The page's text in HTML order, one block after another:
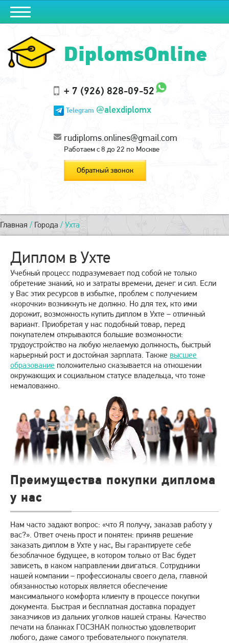
DiplomsOnline
+ 7 (926) 828-09-52
Telegram @alexdiplomx
rudiploms.onlines@gmail.com
Работаем с 8 до 22 по Москве
Обратный звонок
Главная / Города / Ухта
Диплом в Ухте
Учебный процесс подразумевает под собой не только
обретение знаний, но и затраты времени, денег и сил. Если
у Вас этих ресурсов в избытке, проблем с получением
«корочки» возникнуть не должно. Но для тех, кто ими
дорожит, возможность купить диплом в Ухте – отличный
вариант. Приобретая у нас подобный товар, перед
покупателем открываются большие возможности:
трудоустройство на любую желаемую должность, быстрый
карьерный рост и достойная зарплата. Также высшее
образование положительно сказывается на отношении
окружающих и социальном статусе владельца, что тоже
немаловажно.
Преимущества покупки диплома
у нас
Нам часто задают вопрос: «что Я получу, заказав работу у
вас?». Ответ очень прост и понятен: приняв решение
заказать диплом в Ухте у нас, Вы гарантируете себе
безоблачное будущее, в котором только от Вас будет
зависеть, в каком направлении двигаться. Сотрудники
нашей компании – профессионалы своего дела, главной
обязанностью которых является обеспечение
максимального комфорта клиенту в процессе покупки
документа. Быстрая и бесплатная доставка порадует
заказчиков из дальних уголков нашей страны. Качество
печати на бланках ГОСЗНАК полностью удовлетворит
любого, даже самого требовательного покупателя.